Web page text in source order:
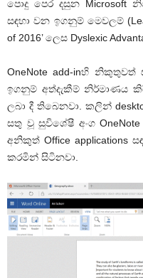
පොදු පෙර දසුන Microsoft
සඳහා වන ඉගනුම් මෙවලම්
of 2016’ ලෙස Dyslexic
OneNote add-inහි
ඉගනුම් අත්දැකීම් නිර්මාණය
ලබා දී තිබෙනවා. කලින්
සතු වූ සුවිශේෂී අංග OneNote
අනිකුත් Office applications
කරමින් සිටිනවා.